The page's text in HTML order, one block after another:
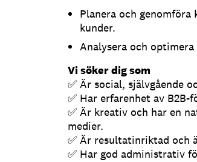
Planera och
kunder.
Analysera och
Vi söker dig som
✅ Är social, självgående
✅ Har erfarenhet av
✅ Är kreativ och har en
medier.
✅ Är resultatinriktad och
✅ Har god administrativ